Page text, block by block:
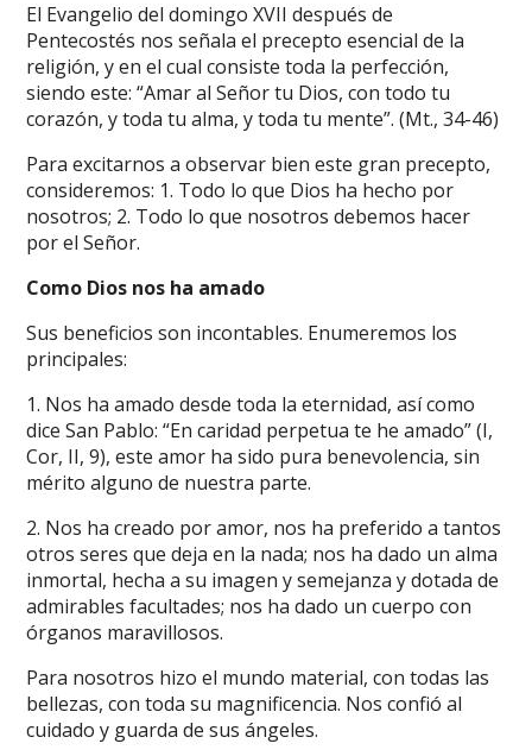
El Evangelio del domingo XVII después de
Pentecostés nos señala el precepto esencial de la
religión, y en el cual consiste toda la perfección,
siendo este: “Amar al Señor tu Dios, con todo tu
corazón, y toda tu alma, y toda tu mente”. (Mt., 34-46)
Para excitarnos a observar bien este gran precepto,
consideremos: 1. Todo lo que Dios ha hecho por
nosotros; 2. Todo lo que nosotros debemos hacer
por el Señor.
Como Dios nos ha amado
Sus beneficios son incontables. Enumeremos los
principales:
1. Nos ha amado desde toda la eternidad, así como
dice San Pablo: “En caridad perpetua te he amado” (I,
Cor, II, 9), este amor ha sido pura benevolencia, sin
mérito alguno de nuestra parte.
2. Nos ha creado por amor, nos ha preferido a tantos
otros seres que deja en la nada; nos ha dado un alma
inmortal, hecha a su imagen y semejanza y dotada de
admirables facultades; nos ha dado un cuerpo con
órganos maravillosos.
Para nosotros hizo el mundo material, con todas las
bellezas, con toda su magnificencia. Nos confió al
cuidado y guarda de sus ángeles.